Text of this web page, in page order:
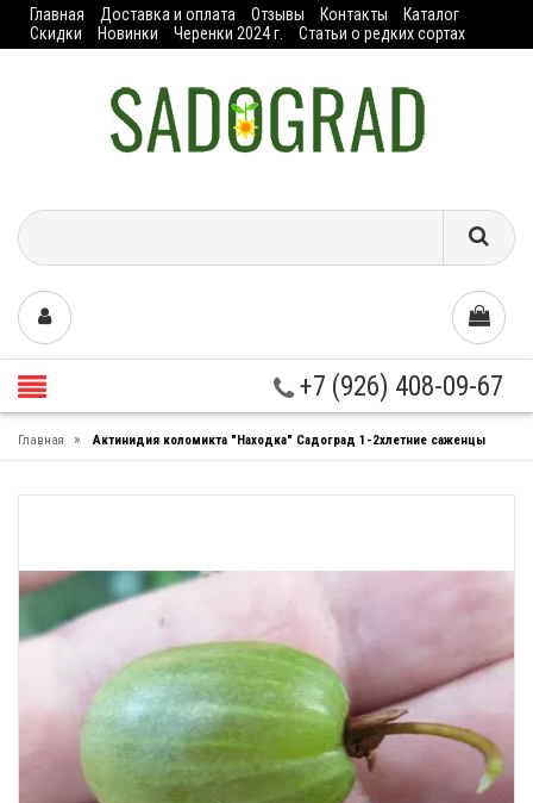
Главная Доставка и оплата Отзывы Контакты
Каталог
Скидки
Новинки Черенки 2024 г. Статьи о редких сортах
+7 (926) 408-09-67
Главная » Актинидия коломикта "Находка" Садоград 1-2хлетние саженцы